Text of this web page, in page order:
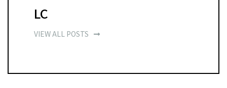
LC
VIEW ALL POSTS